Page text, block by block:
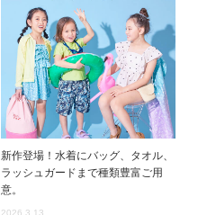
新作登場！水着にバッグ、タオル、
ラッシュガードまで種類豊富ご用
意。